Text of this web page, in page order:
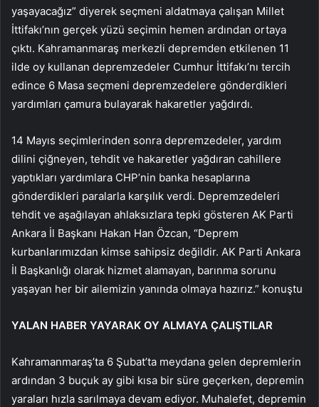
yaşayacağız” diyerek seçmeni aldatmaya çalışan Millet
İttifakı’nın gerçek yüzü seçimin hemen ardından ortaya
çıktı. Kahramanmaraş merkezli depremden etkilenen 11
ilde oy kullanan depremzedeler Cumhur İttifakı’nı tercih
edince 6 Masa seçmeni depremzedelere gönderdikleri
yardımları çamura bulayarak hakaretler yağdırdı.
14 Mayıs seçimlerinden sonra depremzedeler, yardım
dilini çiğneyen, tehdit ve hakaretler yağdıran cahillere
yaptıkları yardımlara CHP’nin banka hesaplarına
gönderdikleri paralarla karşılık verdi. Depremzedeleri
tehdit ve aşağılayan ahlaksızlara tepki gösteren AK Parti
Ankara İl Başkanı Hakan Han Özcan, “Deprem
kurbanlarımızdan kimse sahipsiz değildir. AK Parti Ankara
İl Başkanlığı olarak hizmet alamayan, barınma sorunu
yaşayan her bir ailemizin yanında olmaya hazırız.” konuştu
YALAN HABER YAYARAK OY ALMAYA ÇALIŞTILAR
Kahramanmaraş’ta 6 Şubat’ta meydana gelen depremlerin
ardından 3 buçuk ay gibi kısa bir süre geçerken, depremin
yaraları hızla sarılmaya devam ediyor. Muhalefet, depremin